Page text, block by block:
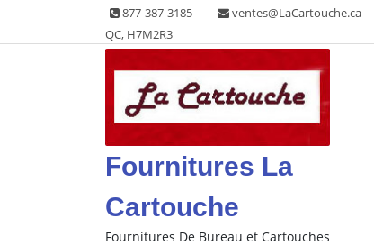
content
877-387-3185 ventes@LaCartouche.ca
QC, H7M2R3
Fournitures La
Cartouche
Fournitures De Bureau et Cartouches